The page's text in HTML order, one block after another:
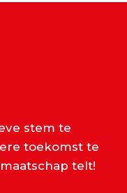
stem te
toekomst te
telt!